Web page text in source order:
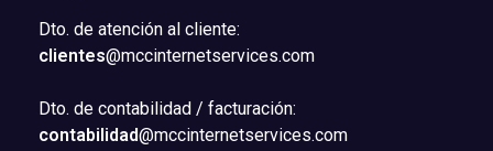
Dto. de atención al cliente:
clientes@mccinternetservices.com
Dto. de contabilidad / facturación:
contabilidad@mccinternetservices.com